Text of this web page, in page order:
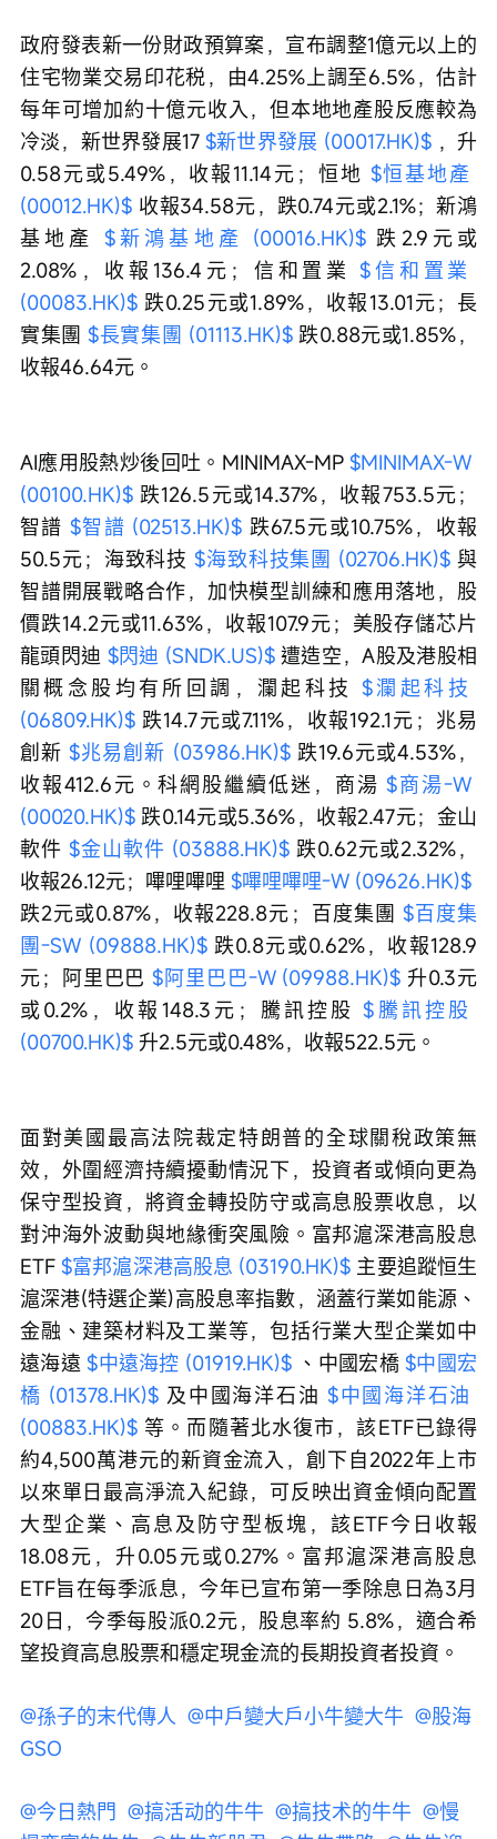
政府發表新一份財政預算案，宣布調整1億元以上的
住宅物業交易印花税，由4.25%上調至6.5%，估計
每年可增加約十億元收入，但本地地產股反應較為
冷淡，新世界發展17 $新世界發展 (00017.HK)$ ，升
0.58元或5.49%，收報11.14元；恒地 $恒基地產
(00012.HK)$ 收報34.58元，跌0.74元或2.1%；新鴻
基地產 $新鴻基地產 (00016.HK)$ 跌2.9元或
2.08%，收報136.4元；信和置業 $信和置業
(00083.HK)$ 跌0.25元或1.89%，收報13.01元；長
實集團 $長實集團 (01113.HK)$ 跌0.88元或1.85%，
收報46.64元。
AI應用股熱炒後回吐。MINIMAX-MP $MINIMAX-W
(00100.HK)$ 跌126.5元或14.37%，收報753.5元；
智譜 $智譜 (02513.HK)$ 跌67.5元或10.75%，收報
50.5元；海致科技 $海致科技集團 (02706.HK)$ 與
智譜開展戰略合作，加快模型訓練和應用落地，股
價跌14.2元或11.63%，收報107.9元；美股存儲芯片
龍頭閃迪 $閃迪 (SNDK.US)$ 遭造空，A股及港股相
關概念股均有所回調，瀾起科技 $瀾起科技
(06809.HK)$ 跌14.7元或7.11%，收報192.1元；兆易
創新 $兆易創新 (03986.HK)$ 跌19.6元或4.53%，
收報412.6元。科網股繼續低迷，商湯 $商湯-W
(00020.HK)$ 跌0.14元或5.36%，收報2.47元；金山
軟件 $金山軟件 (03888.HK)$ 跌0.62元或2.32%，
收報26.12元；嗶哩嗶哩 $嗶哩嗶哩-W (09626.HK)$
跌2元或0.87%，收報228.8元；百度集團 $百度集
團-SW (09888.HK)$ 跌0.8元或0.62%，收報128.9
元；阿里巴巴 $阿里巴巴-W (09988.HK)$ 升0.3元
或0.2%，收報148.3元；騰訊控股 $騰訊控股
(00700.HK)$ 升2.5元或0.48%，收報522.5元。
面對美國最高法院裁定特朗普的全球關稅政策無
效，外圍經濟持續擾動情況下，投資者或傾向更為
保守型投資，將資金轉投防守或高息股票收息，以
對沖海外波動與地緣衝突風險。富邦滬深港高股息
ETF $富邦滬深港高股息 (03190.HK)$ 主要追蹤恒生
滬深港(特選企業)高股息率指數，涵蓋行業如能源、
金融、建築材料及工業等，包括行業大型企業如中
遠海遠 $中遠海控 (01919.HK)$ 、中國宏橋 $中國宏
橋 (01378.HK)$ 及中國海洋石油 $中國海洋石油
(00883.HK)$ 等。而隨著北水復市，該ETF已錄得
約4,500萬港元的新資金流入，創下自2022年上市
以來單日最高淨流入紀錄，可反映出資金傾向配置
大型企業、高息及防守型板塊，該ETF今日收報
18.08元，升0.05元或0.27%。富邦滬深港高股息
ETF旨在每季派息，今年已宣布第一季除息日為3月
20日，今季每股派0.2元，股息率約 5.8%，適合希
望投資高息股票和穩定現金流的長期投資者投資。
@孫子的末代傳人 @中戶變大戶小牛變大牛 @股海
GSO
@今日熱門 @搞活动的牛牛 @搞技术的牛牛 @慢